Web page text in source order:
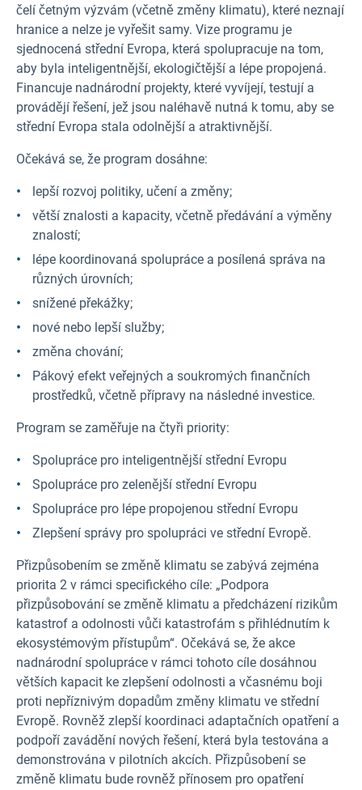
čelí četným výzvám (včetně změny klimatu), které neznají
hranice a nelze je vyřešit samy. Vize programu je
sjednocená střední Evropa, která spolupracuje na tom,
aby byla inteligentnější, ekologičtější a lépe propojená.
Financuje nadnárodní projekty, které vyvíjejí, testují a
provádějí řešení, jež jsou naléhavě nutná k tomu, aby se
střední Evropa stala odolnější a atraktivnější.
Očekává se, že program dosáhne:
lepší rozvoj politiky, učení a změny;
větší znalosti a kapacity, včetně předávání a výměny
znalostí;
lépe koordinovaná spolupráce a posílená správa na
různých úrovních;
snížené překážky;
nové nebo lepší služby;
změna chování;
Pákový efekt veřejných a soukromých finančních
prostředků, včetně přípravy na následné investice.
Program se zaměřuje na čtyři priority:
Spolupráce pro inteligentnější střední Evropu
Spolupráce pro zelenější střední Evropu
Spolupráce pro lépe propojenou střední Evropu
Zlepšení správy pro spolupráci ve střední Evropě.
Přizpůsobením se změně klimatu se zabývá zejména
priorita 2 v rámci specifického cíle: „Podpora
přizpůsobování se změně klimatu a předcházení rizikům
katastrof a odolnosti vůči katastrofám s přihlédnutím k
ekosystémovým přístupům“. Očekává se, že akce
nadnárodní spolupráce v rámci tohoto cíle dosáhnou
větších kapacit ke zlepšení odolnosti a včasnému boji
proti nepříznivým dopadům změny klimatu ve střední
Evropě. Rovněž zlepší koordinaci adaptačních opatření a
podpoří zavádění nových řešení, která byla testována a
demonstrována v pilotních akcích. Přizpůsobení se
změně klimatu bude rovněž přínosem pro opatření